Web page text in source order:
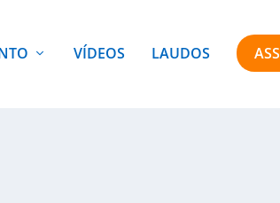
VÍDEOS LAUDOS